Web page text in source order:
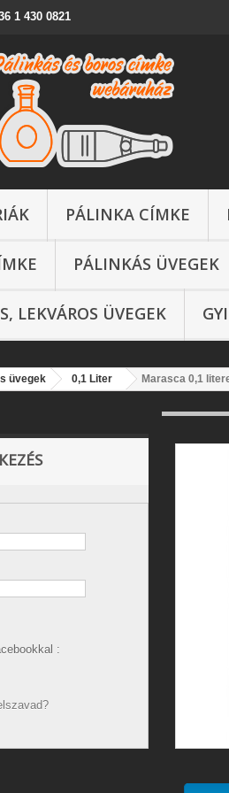
1 430 0821
PÁLINKA CÍMKE
PÁLINKÁS ÜVEGEK
LEKVÁROS ÜVEGEK
üvegek 0,1 Liter Marasca 0,1
: